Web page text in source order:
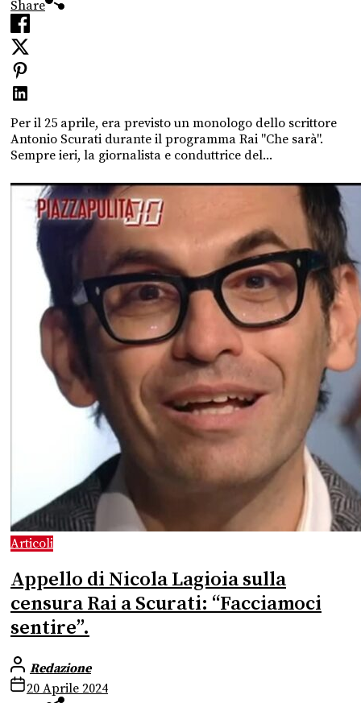
Share
Per il 25 aprile, era previsto un monologo dello scrittore
Antonio Scurati durante il programma Rai "Che sarà".
Sempre ieri, la giornalista e conduttrice del...
Articoli
Appello di Nicola Lagioia sulla
censura Rai a Scurati: “Facciamoci
sentire”.
Redazione
20 Aprile 2024